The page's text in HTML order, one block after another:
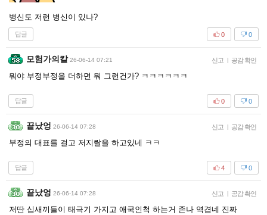
병신도 저런 병신이 있나?
답글 0
0
모험가의칼 26-06-14 07:21 신고 공감 확인
뭐야 부정부정을 더하면 뭐 그런건가? ㅋㅋㅋㅋㅋㅋ
답글 0
0
끝났엉 26-06-14 07:28 신고 공감 확인
부정의 대표를 걸고 저지랄을 하고있네 ㅋㅋ
답글 0
4
끝났엉 26-06-14 07:28 신고 공감 확인
저딴 십새끼들이 태극기 가지고 애국인척 하는거 존나 역겹네 진짜